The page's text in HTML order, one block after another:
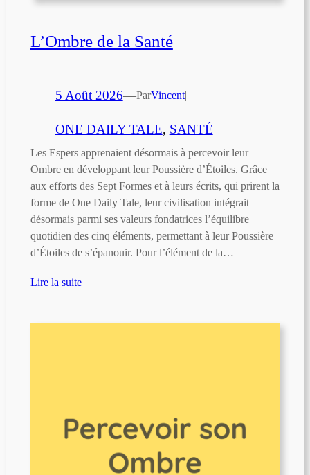
L’Ombre de la Santé
5 Août 2026—ParVincent|
ONE DAILY TALE, SANTÉ
Les Espers apprenaient désormais à percevoir leur
Ombre en développant leur Poussière d’Étoiles. Grâce
aux efforts des Sept Formes et à leurs écrits, qui prirent la
forme de One Daily Tale, leur civilisation intégrait
désormais parmi ses valeurs fondatrices l’équilibre
quotidien des cinq éléments, permettant à leur Poussière
d’Étoiles de s’épanouir. Pour l’élément de la…
Lire la suite